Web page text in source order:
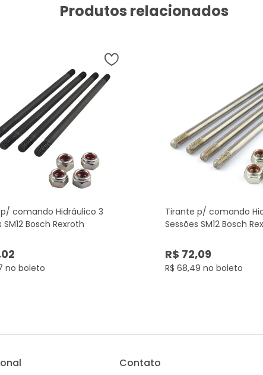
Produtos relacionados
comando Hidráulico 3
SM12 Bosch Rexroth
no boleto
Tirante p/ comando
Sessões SM12 Bosch
R$ 72,09
R$ 68,49 no boleto
Contato